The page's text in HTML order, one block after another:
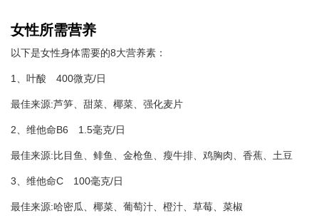
女性所需营养
以下是女性身体需要的8大营养素：
1、叶酸 400微克/日
最佳来源:芦笋、甜菜、椰菜、强化麦片
2、维他命B6 1.5毫克/日
最佳来源:比目鱼、鲱鱼、金枪鱼、瘦牛排、鸡胸肉、香蕉、土豆
3、维他命C 100毫克/日
最佳来源:哈密瓜、椰菜、葡萄汁、橙汁、草莓、菜椒